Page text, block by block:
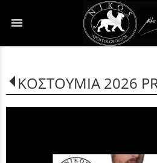
menu
ΚΟΣΤΟΥΜΙΑ 2026